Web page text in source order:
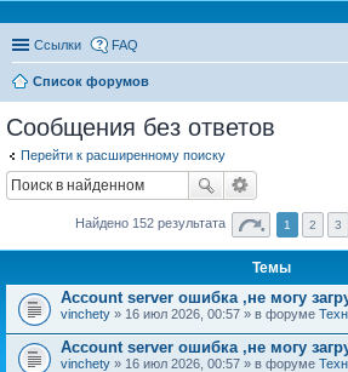
Ссылки FAQ
Список форумов
Сообщения без ответов
Перейти к расширенному поиску
Найдено 152 результата 1 2 3
Темы
Account server ошибка ,не могу
vinchety » 16 июл 2026, 00:57 » в форуме
Account server ошибка ,не могу
vinchety » 16 июл 2026, 00:57 » в форуме